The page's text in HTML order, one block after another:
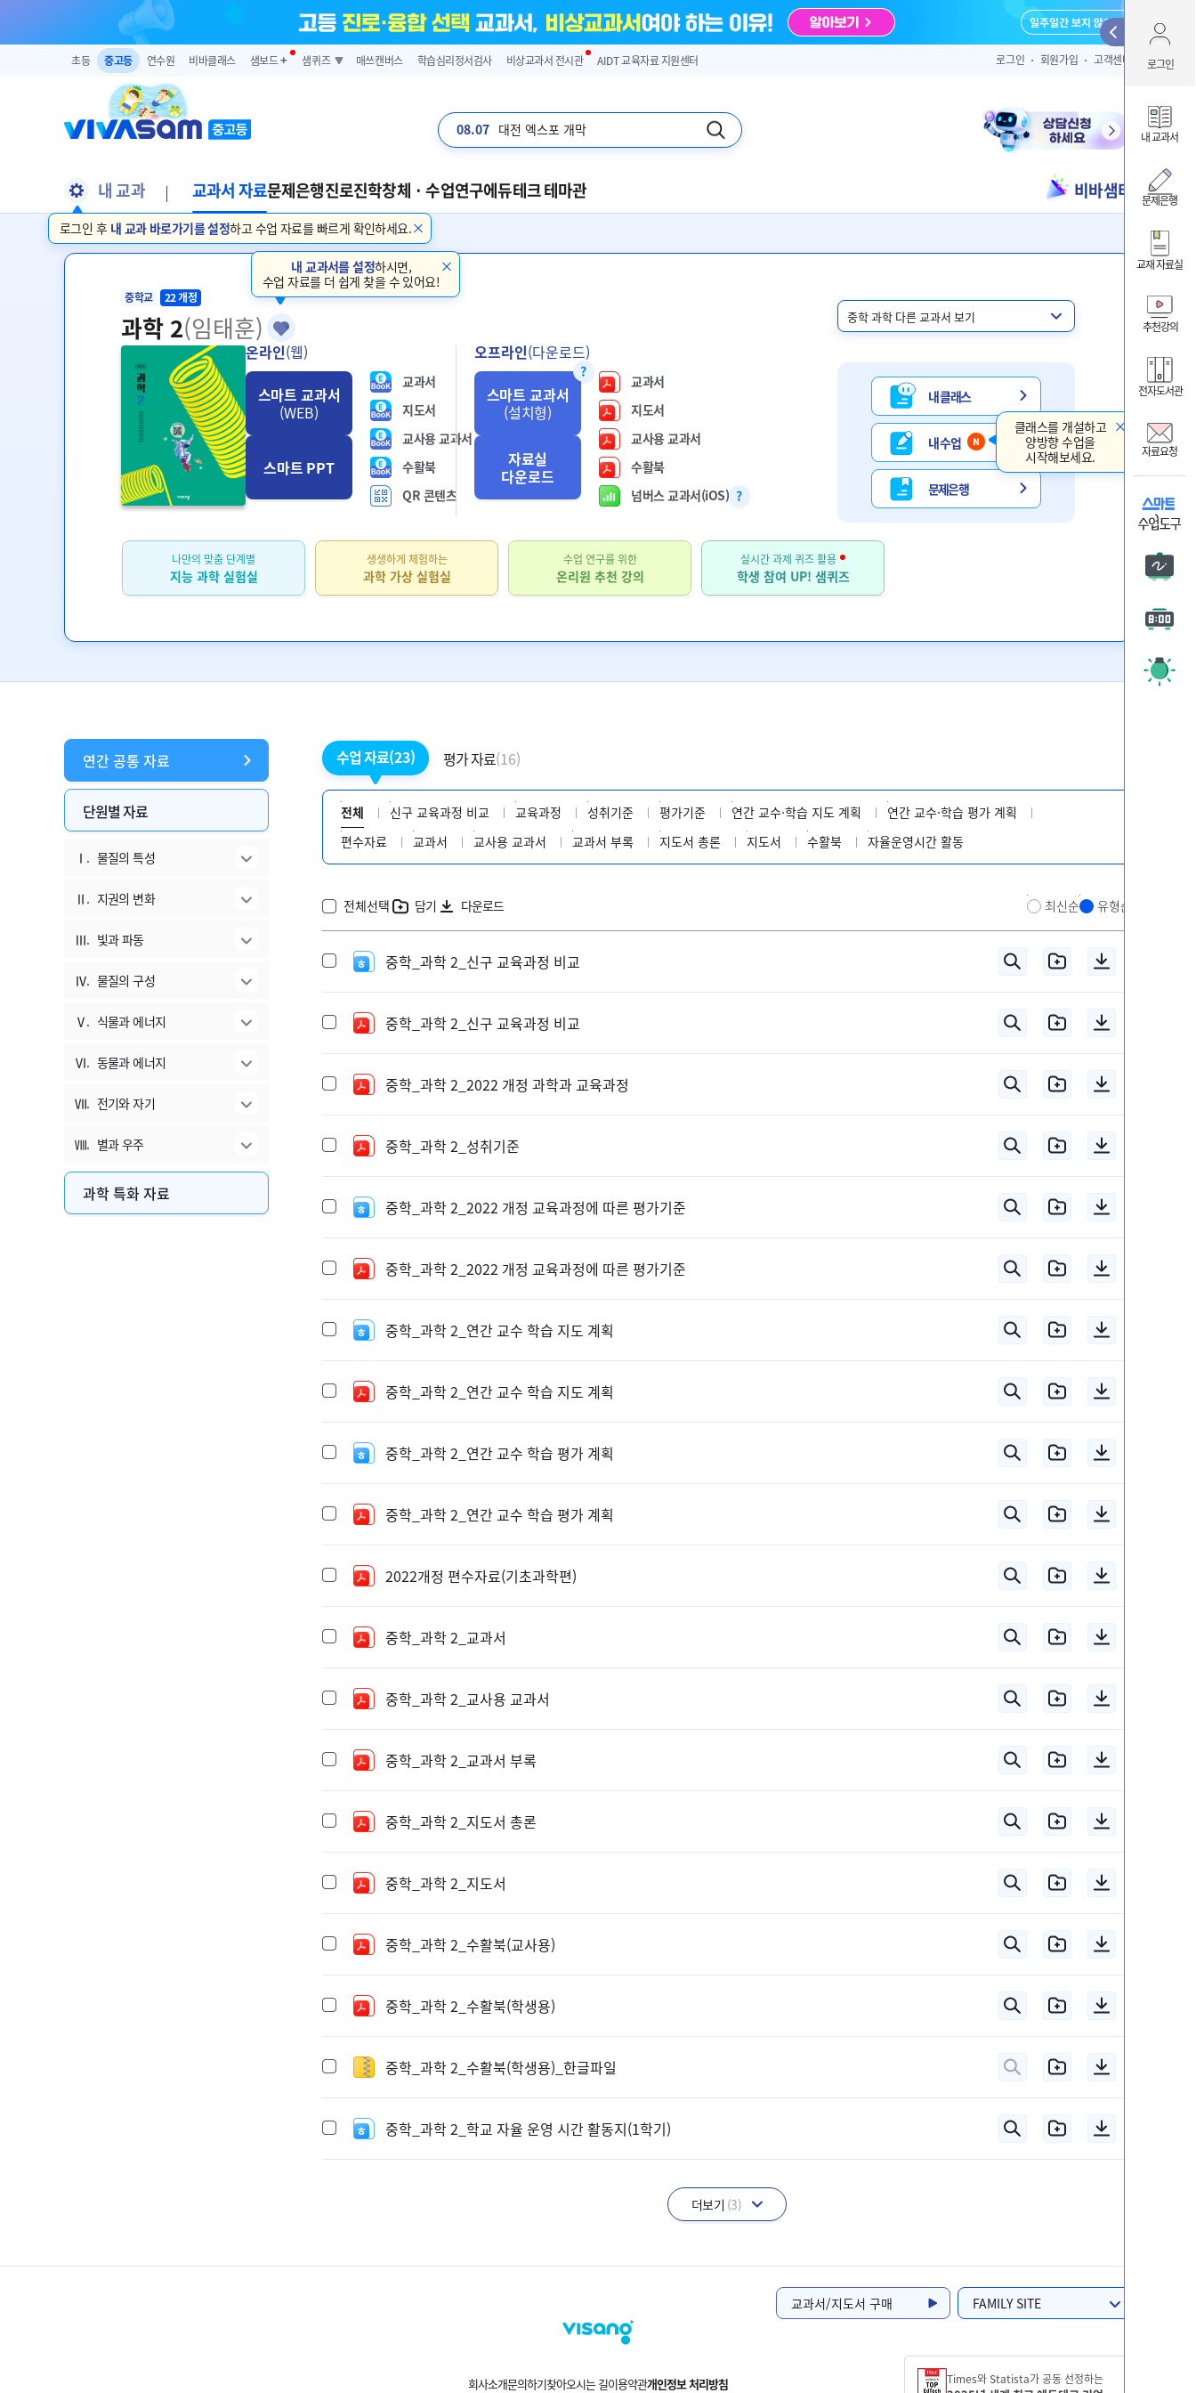
초등 중고등 연수원 비바클래스 샘보드 ➕ 샘퀴즈 매쓰캔버스 학습심리정서검사 비상교과서 전시관 AIDT 교육자료 지원센터 로그인 회원가입 고객센터
08.07 입추
로그인 후 내 교과 바로가기를 설정하고 수업 자료를 빠르게 확인하세요.
내 교과 교과서 자료문제은행진로진학창체 · 수업연구에듀테크 테마관 비바샘터
중학교 22 개정
과학 2(임태훈)
내 교과서를 설정하시면,
수업 자료를 더 쉽게 찾을 수 있어요!
온라인(웹)
스마트 교과서
(WEB)
스마트 PPT
교과서
지도서
교사용 교과서
수활북
QR 콘텐츠
오프라인(다운로드)
스마트 교과서
(설치형)
자료실
다운로드
교과서
지도서
교사용 교과서
수활북
넘버스 교과서(iOS)
내 클래스
내 수업
클래스를 개설하고
양방향 수업을
시작해보세요.
문제은행
나만의 맞춤 단계별
지능 과학 실험실
생생하게 체험하는
과학 가상 실험실
수업 연구를 위한
온리원 추천 강의
실시간 과제 퀴즈 활용
학생 참여 UP! 샘퀴즈
연간 공통 자료
단원별 자료
Ⅰ. 물질의 특성
Ⅱ. 지권의 변화
Ⅲ. 빛과 파동
Ⅳ. 물질의 구성
Ⅴ. 식물과 에너지
Ⅵ. 동물과 에너지
Ⅶ. 전기와 자기
Ⅷ. 별과 우주
과학 특화 자료
수업 자료(23) 평가 자료(16)
전체 신구 교육과정 비교 교육과정 성취기준 평가기준 연간 교수·학습 지도 계획
연간 교수·학습 평가 계획
편수자료
교과서 교사용 교과서 교과서 부록 지도서 총론 지도서 수활북 자율운영시간 활동
전체선택 담기 다운로드 최신순 유형순
중학_과학 2_신구 교육과정 비교
중학_과학 2_신구 교육과정 비교
중학_과학 2_2022 개정 과학과 교육과정
중학_과학 2_성취기준
중학_과학 2_2022 개정 교육과정에 따른 평가기준
중학_과학 2_2022 개정 교육과정에 따른 평가기준
중학_과학 2_연간 교수 학습 지도 계획
중학_과학 2_연간 교수 학습 지도 계획
중학_과학 2_연간 교수 학습 평가 계획
중학_과학 2_연간 교수 학습 평가 계획
2022개정 편수자료(기초과학편)
중학_과학 2_교과서
중학_과학 2_교사용 교과서
중학_과학 2_교과서 부록
중학_과학 2_지도서 총론
중학_과학 2_지도서
중학_과학 2_수활북(교사용)
중학_과학 2_수활북(학생용)
중학_과학 2_수활북(학생용)_한글파일
중학_과학 2_학교 자율 운영 시간 활동지(1학기)
더보기 (3)
로그인
내 교과서
문제은행
교재 자료실
추천강의
전자도서관
자료요청
아이디
ID/PW 찾
내
비바샘
온리원
자료요
판서
주목 시
회사소개문의하기찾아오시는 길이용약관개인정보 처리방침
교과서/지도서 구매 FAMILY SITE
Times와 Statista가 공동 선정하는